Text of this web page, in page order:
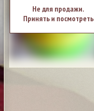
Не для продажи.
Принять и посмотреть